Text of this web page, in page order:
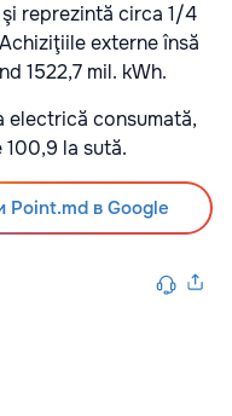
reprezintă circa 1/4
externe însă
1522,7 mil. kWh.
electrică consumată,
la sută.
Point.md в Google